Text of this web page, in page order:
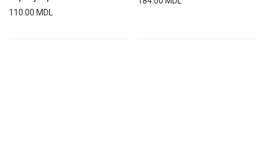
110.00 MDL